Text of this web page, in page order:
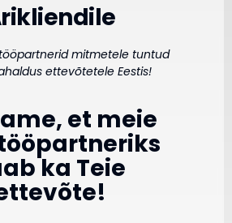
mitmetele tuntud
ettevõtetele Eestis!
et meie
ka Teie